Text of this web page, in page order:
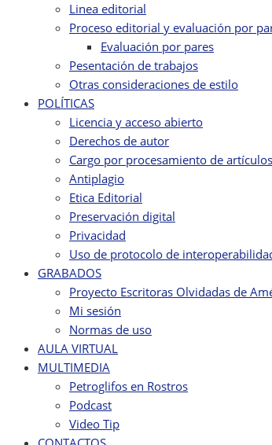
Linea editorial
Proceso editorial y evaluación por
Evaluación por pares
Pesentación de trabajos
Otras consideraciones de estilo
POLÍTICAS
Licencia y acceso abierto
Derechos de autor
Cargo por procesamiento de artículos
Antiplagio
Etica Editorial
Preservación digital
Privacidad
Uso de protocolo de
GRABADOS
Proyecto Escritoras Olvidadas de
Mi sesión
Normas de uso
AULA VIRTUAL
MULTIMEDIA
Petroglifos en Rostros
Podcast
Video Tip